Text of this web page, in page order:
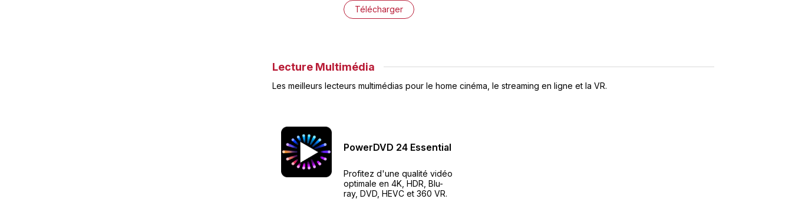
Télécharger
Lecture Multimédia
Les meilleurs lecteurs multimédias pour le home cinéma, le streaming en ligne et la VR.
PowerDVD 24 Essential
Profitez d'une qualité vidéo
optimale en 4K, HDR, Blu-
ray, DVD, HEVC et 360 VR.